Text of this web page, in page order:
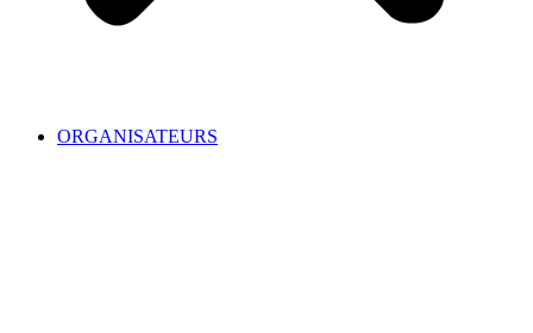
ORGANISATEURS